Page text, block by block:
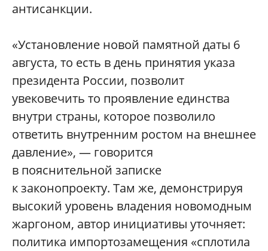
антисанкции.
«Установление новой памятной даты 6
августа, то есть в день принятия указа
президента России, позволит
увековечить то проявление единства
внутри страны, которое позволило
ответить внутренним ростом на внешнее
давление», — говорится
в пояснительной записке
к законопроекту. Там же, демонстрируя
высокий уровень владения новомодным
жаргоном, автор инициативы уточняет:
политика импортозамещения «сплотила